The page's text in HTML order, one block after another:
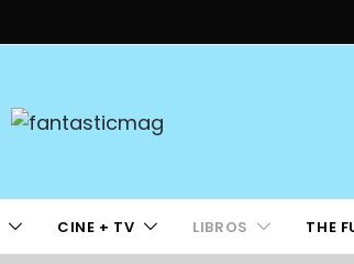
CINE + TV LIBROS THE